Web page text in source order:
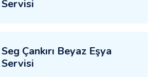
Servisi
Seg Çankırı Beyaz Eşya
Servisi